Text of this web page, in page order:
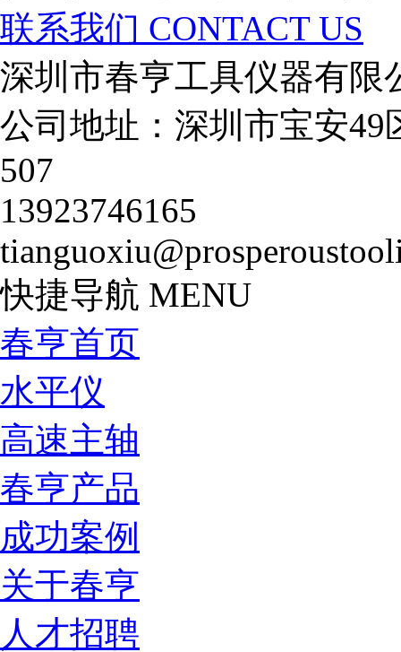
联系我们 CONTACT US
深圳市春亨工具仪器有限
公司地址：深圳市宝安
507
13923746165
快捷导航 MENU
春亨首页
水平仪
高速主轴
春亨产品
成功案例
关于春亨
人才招聘